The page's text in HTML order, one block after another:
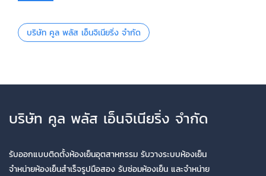
บริษัท คูล พลัส เอ็นจิเนียริ่ง จำกัด
บริษัท คูล พลัส เอ็นจิเนียริ่ง จำกัด
รับออกแบบติดตั้งห้องเย็นอุตสาหกรรม รับวางระบบห้องเย็น
จำหน่ายห้องเย็นสำเร็จรูปมือสอง รับซ่อมห้องเย็น และจำหน่าย